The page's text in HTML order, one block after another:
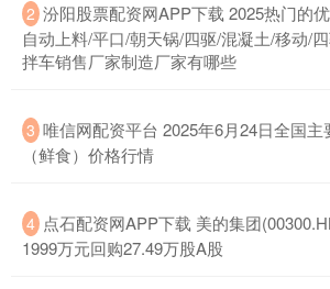
2 汾阳股票配资网APP下载 2025热门的
自动上料/平口/朝天锅/四驱/混凝土/移动/
拌车销售厂家制造厂家有哪些
3 唯信网配资平台 2025年6月24日全国主
（鲜食）价格行情
4 点石配资网APP下载 美的集团
1999万元回购27.49万股A股